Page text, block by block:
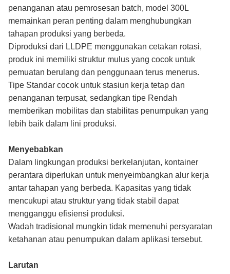
penanganan atau pemrosesan batch, model 300L
memainkan peran penting dalam menghubungkan
tahapan produksi yang berbeda.
Diproduksi dari LLDPE menggunakan cetakan rotasi,
produk ini memiliki struktur mulus yang cocok untuk
pemuatan berulang dan penggunaan terus menerus.
Tipe Standar cocok untuk stasiun kerja tetap dan
penanganan terpusat, sedangkan tipe Rendah
memberikan mobilitas dan stabilitas penumpukan yang
lebih baik dalam lini produksi.
Menyebabkan
Dalam lingkungan produksi berkelanjutan, kontainer
perantara diperlukan untuk menyeimbangkan alur kerja
antar tahapan yang berbeda. Kapasitas yang tidak
mencukupi atau struktur yang tidak stabil dapat
mengganggu efisiensi produksi.
Wadah tradisional mungkin tidak memenuhi persyaratan
ketahanan atau penumpukan dalam aplikasi tersebut.
Larutan